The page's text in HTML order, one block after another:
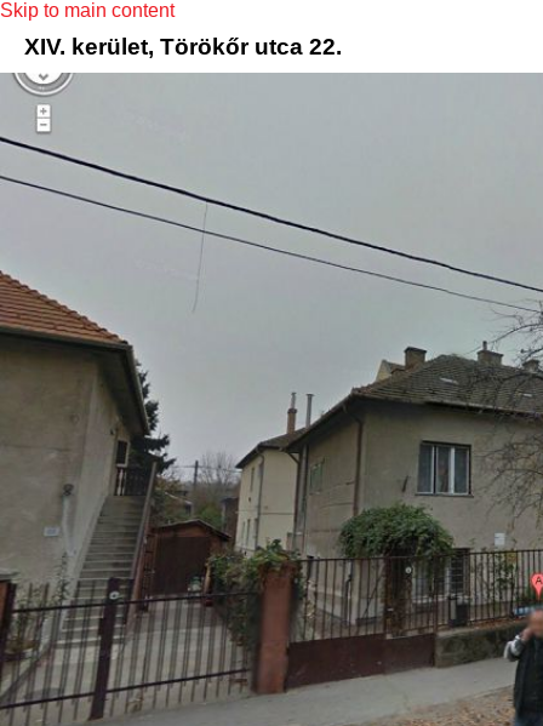
Skip to main content
XIV. kerület, Törökőr utca 22.